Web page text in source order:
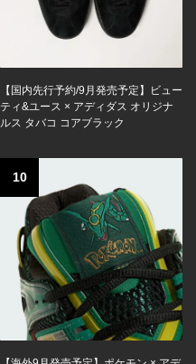
【国内先行予約/9月発売予定】ビュー
ティ&ユース × アディダス オリジナ
ルス タバコ コアブラック
10